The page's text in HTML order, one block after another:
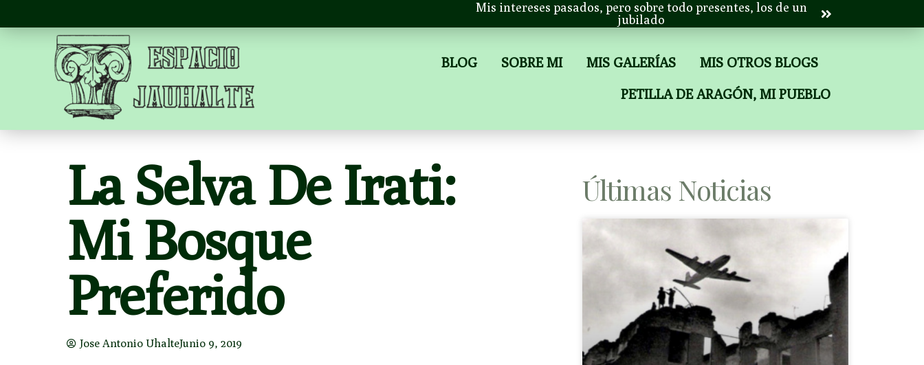
Mis intereses pasados, pero sobre todo presentes, los de un
jubilado
BLOG SOBRE MI MIS GALERÍAS
MIS OTROS BLOGS
PETILLA DE ARAGÓN, MI PUEBLO
La Selva De Irati:
Mi Bosque
Preferido
Jose Antonio UhalteJunio 9, 2019
Últimas Noticias